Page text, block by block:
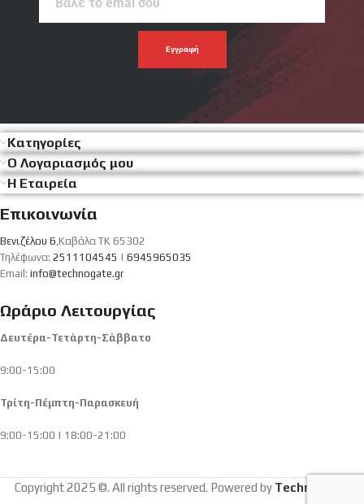
Κατηγορίες
Ο Λογαριασμός μου
Η Εταιρεία
Επικοινωνία
Βενιζέλου 6 ,Καβάλα ΤΚ 65302
Τηλέφωνα: 2511104545 | 6945965035
Email: info@technogate.gr
Ωράριο Λειτουργίας
Δευτέρα-Τετάρτη-Σάββατο
9:00-15:00
Τρίτη-Πέμπτη-Παρασκευή
9:00-15:00 | 18:00-21:00
Copyright 2025 ©. All rights reserved. Powered by Technogate